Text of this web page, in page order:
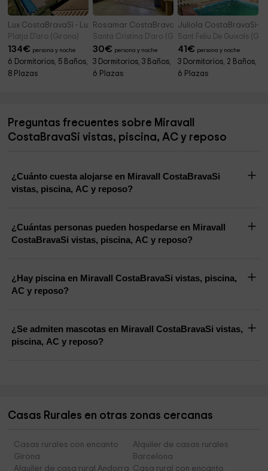
Lux CostaBravaSi - Luxe, disseny i sostenibilitat
Platja D'aro (Girona)
134€ persona y noche
6 Dormitorios, 5 Baños,
8 Plazas
Rosamar CostaBravaSi- AC, jardín y playa a
Santa Cristina D'aro (Girona)
30€ persona y noche
3 Dormitorios, 3 Baños,
6 Plazas
Juliola CostaBravaSi-
Sant Feliu De Guixols
41€ persona y noche
3 Dormitorios, 2 Baños,
6 Plazas
Preguntas frecuentes sobre Miravall
CostaBravaSi vistas, piscina, AC y reposo
¿Cuánto cuesta alojarse en Miravall CostaBravaSi
vistas, piscina, AC y reposo?
¿Cuántas personas pueden hospedarse en Miravall
CostaBravaSi vistas, piscina, AC y reposo?
¿Hay piscina en Miravall CostaBravaSi vistas, piscina,
AC y reposo?
¿Se admiten mascotas en Miravall CostaBravaSi vistas,
piscina, AC y reposo?
Casas Rurales en otras zonas cercanas
Casas rurales con encanto
Girona
Alquiler de casas rurales
Barcelona
Alquiler de casa rural Andorra Casa rural con encanto